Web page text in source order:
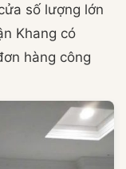
số lượng lớn
Khang có
hàng công